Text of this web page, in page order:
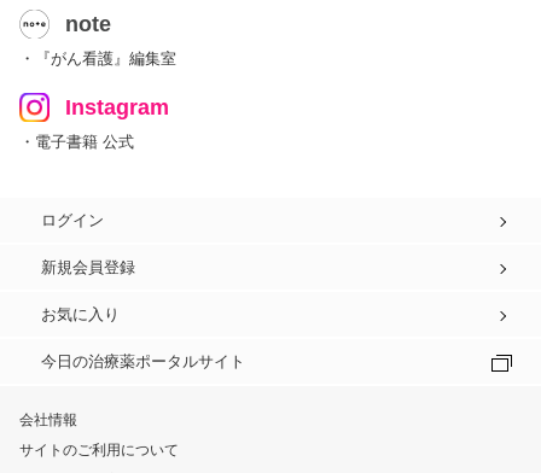
note
・『がん看護』編集室
Instagram
・電子書籍 公式
ログイン
新規会員登録
お気に入り
今日の治療薬ポータルサイト
会社情報
サイトのご利用について